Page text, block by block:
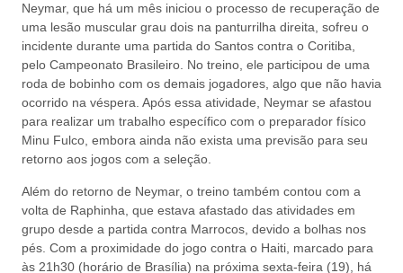
Neymar, que há um mês iniciou o processo de recuperação de
uma lesão muscular grau dois na panturrilha direita, sofreu o
incidente durante uma partida do Santos contra o Coritiba,
pelo Campeonato Brasileiro. No treino, ele participou de uma
roda de bobinho com os demais jogadores, algo que não havia
ocorrido na véspera. Após essa atividade, Neymar se afastou
para realizar um trabalho específico com o preparador físico
Minu Fulco, embora ainda não exista uma previsão para seu
retorno aos jogos com a seleção.
Além do retorno de Neymar, o treino também contou com a
volta de Raphinha, que estava afastado das atividades em
grupo desde a partida contra Marrocos, devido a bolhas nos
pés. Com a proximidade do jogo contra o Haiti, marcado para
às 21h30 (horário de Brasília) na próxima sexta-feira (19), há